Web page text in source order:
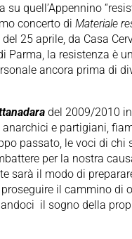
su quell’Appennino
concerto diMateriale
25 aprile, da Casa
la resistenza è
ancora prima di
del 2009/2010
e partigiani,
passato, le voci di chi
per la nostra
sarà il modo di
il cammino di
il sogno della